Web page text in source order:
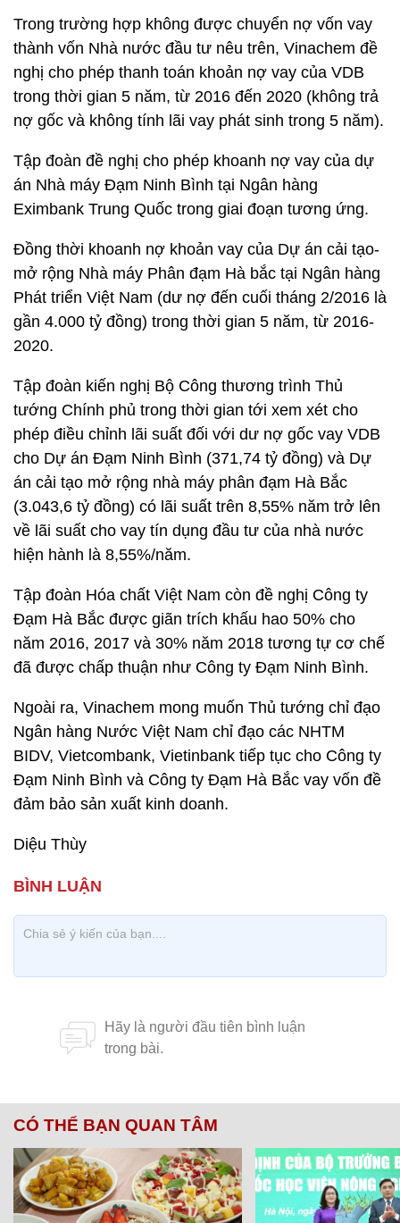
Trong trường hợp không được chuyển nợ vốn vay
thành vốn Nhà nước đầu tư nêu trên, Vinachem đề
nghị cho phép thanh toán khoản nợ vay của VDB
trong thời gian 5 năm, từ 2016 đến 2020 (không trả
nợ gốc và không tính lãi vay phát sinh trong 5 năm).
Tập đoàn đề nghị cho phép khoanh nợ vay của dự
án Nhà máy Đạm Ninh Bình tại Ngân hàng
Eximbank Trung Quốc trong giai đoạn tương ứng.
Đồng thời khoanh nợ khoản vay của Dự án cải tạo-
mở rộng Nhà máy Phân đạm Hà bắc tại Ngân hàng
Phát triển Việt Nam (dư nợ đến cuối tháng 2/2016 là
gần 4.000 tỷ đồng) trong thời gian 5 năm, từ 2016-
2020.
Tập đoàn kiến nghị Bộ Công thương trình Thủ
tướng Chính phủ trong thời gian tới xem xét cho
phép điều chỉnh lãi suất đối với dư nợ gốc vay VDB
cho Dự án Đạm Ninh Bình (371,74 tỷ đồng) và Dự
án cải tạo mở rộng nhà máy phân đạm Hà Bắc
(3.043,6 tỷ đồng) có lãi suất trên 8,55% năm trở lên
về lãi suất cho vay tín dụng đầu tư của nhà nước
hiện hành là 8,55%/năm.
Tập đoàn Hóa chất Việt Nam còn đề nghị Công ty
Đạm Hà Bắc được giãn trích khấu hao 50% cho
năm 2016, 2017 và 30% năm 2018 tương tự cơ chế
đã được chấp thuận như Công ty Đạm Ninh Bình.
Ngoài ra, Vinachem mong muốn Thủ tướng chỉ đạo
Ngân hàng Nước Việt Nam chỉ đạo các NHTM
BIDV, Vietcombank, Vietinbank tiếp tục cho Công ty
Đạm Ninh Bình và Công ty Đạm Hà Bắc vay vốn đề
đảm bảo sản xuất kinh doanh.
Diệu Thùy
CÓ THỂ BẠN QUAN TÂM